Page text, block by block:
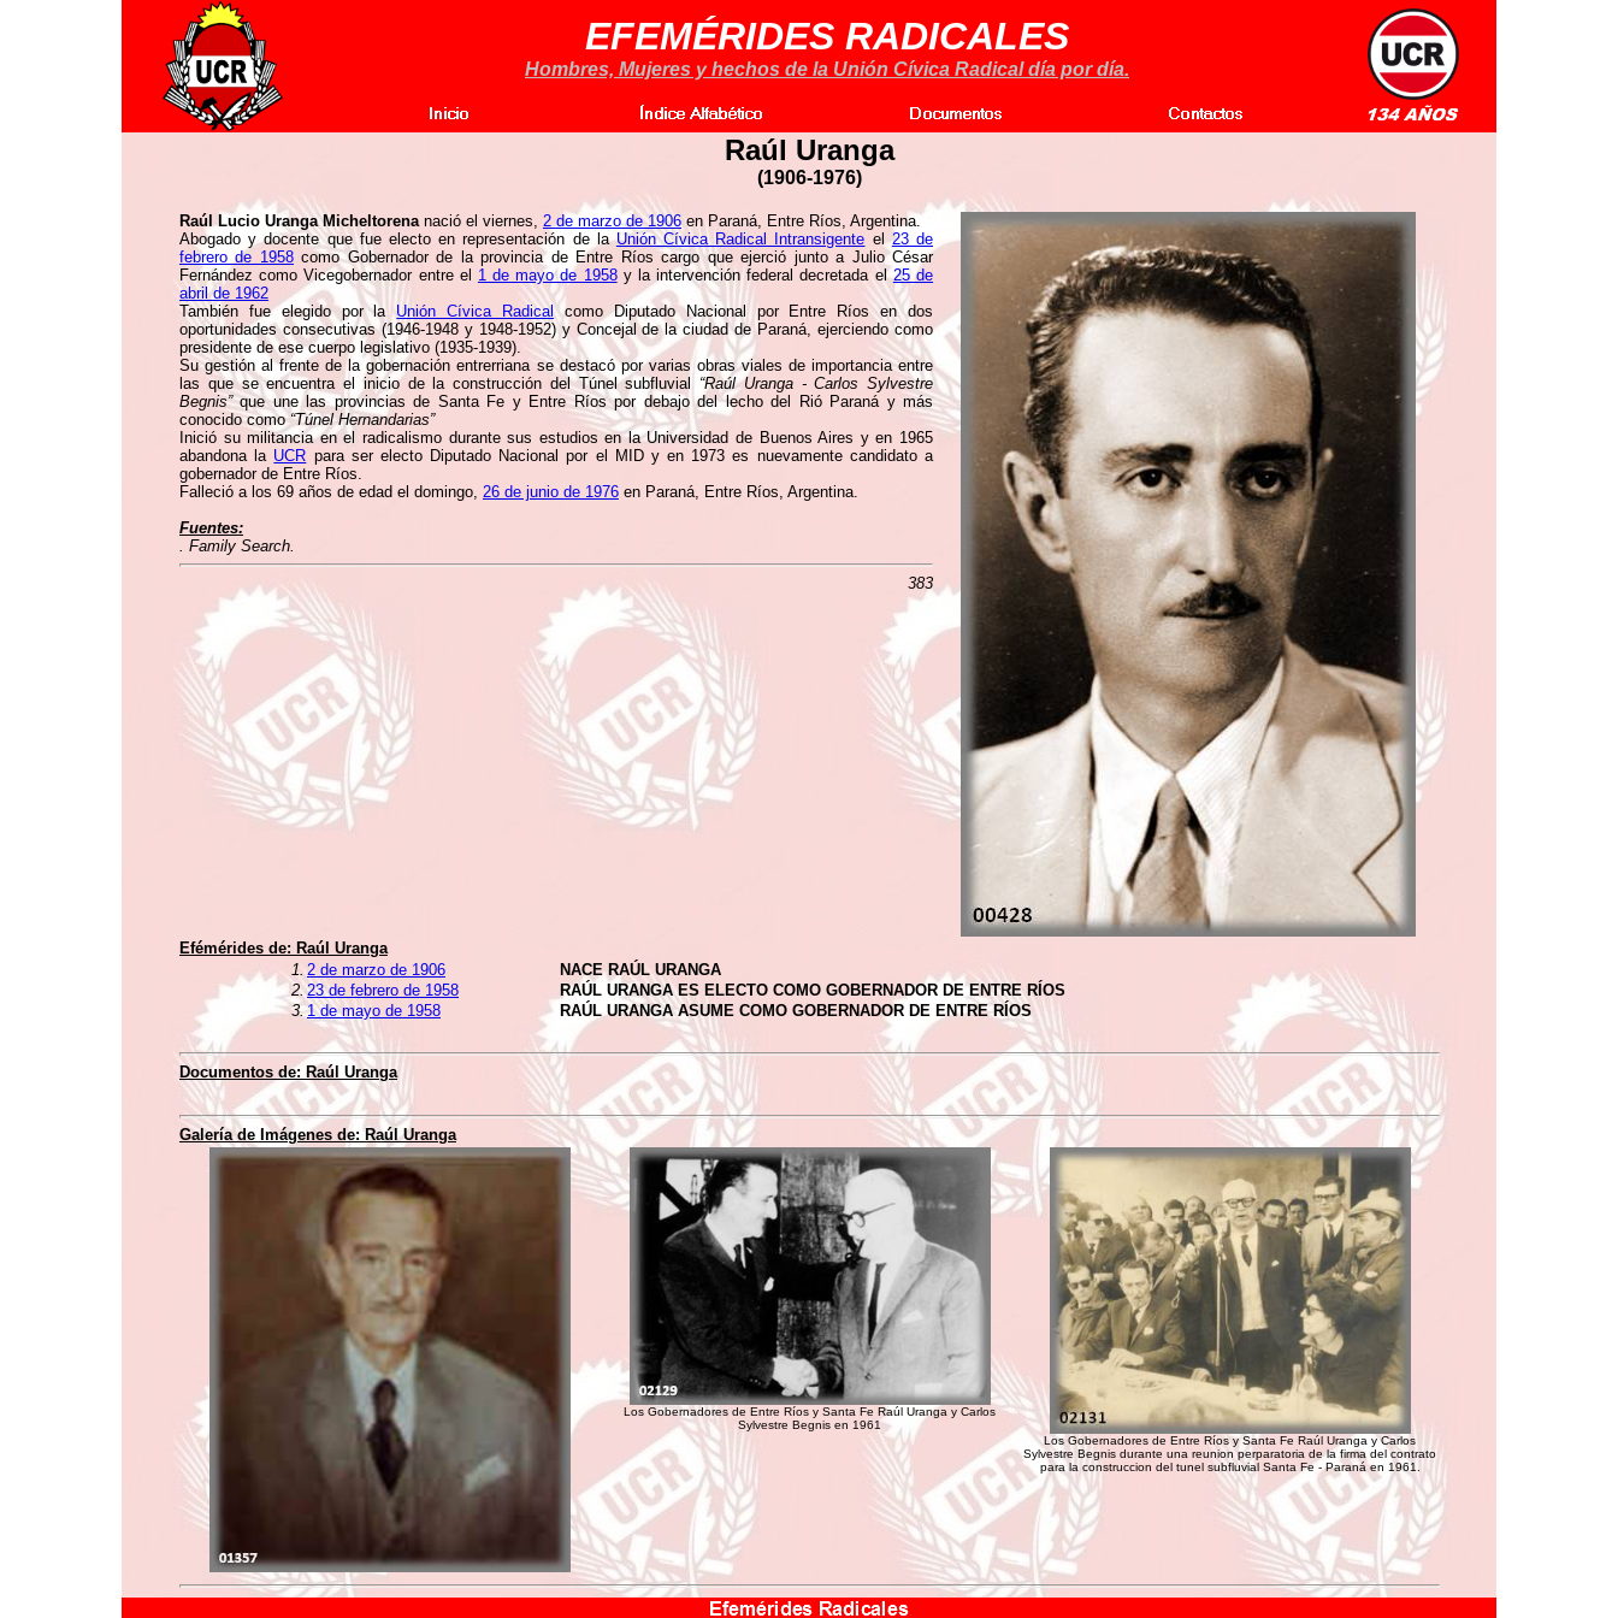
EFEMÉRIDES RADICALES
Hombres, Mujeres y hechos de la Unión Cívica Radical día por día.
Raúl Uranga
(1906-1976)
Raúl Lucio Uranga Micheltorenanació el viernes, 2 de marzo de 1906 en Paraná, Entre Ríos, Argentina.
Abogado y docente que fue electo en representación de laUnión Cívica Radical Intransigente el23 de
febrero de 1958como Gobernador de la provincia de Entre Ríos cargo que ejerció junto a Julio César
Fernández como Vicegobernador entre el 1 de mayo de 1958y la intervención federal decretada el25 de
abril de 1962
También fue elegido por la Unión Cívica Radical como Diputado Nacional por Entre Ríos en dos
oportunidades consecutivas (1946-1948 y 1948-1952) y Concejal de la ciudad de Paraná, ejerciendo como
presidente de ese cuerpo legislativo (1935-1939).
Su gestión al frente de la gobernación entrerriana se destacó por varias obras viales de importancia entre
las que se encuentra el inicio de la construcción del Túnel subfluvial “Raúl Uranga - Carlos Sylvestre
Begnis”que une las provincias de Santa Fe y Entre Ríos por debajo del lecho del Rió Paraná y más
conocido como “Túnel Hernandarias”
Inició su militancia en el radicalismo durante sus estudios en la Universidad de Buenos Aires y en 1965
abandona la UCR para ser electo Diputado Nacional por el MID y en 1973 es nuevamente candidato a
gobernador de Entre Ríos.
Falleció a los 69 años de edad el domingo, 26 de junio de 1976 en Paraná, Entre Ríos, Argentina.
Fuentes:
. Family Search.
383
Efémérides de: Raúl Uranga
1. 2 de marzo de 1906
NACE RAÚL URANGA
2. 23 de febrero de 1958
RAÚL URANGA ES ELECTO COMO GOBERNADOR DE ENTRE RÍOS
3.1 de mayo de 1958 RAÚL URANGA ASUME COMO GOBERNADOR DE ENTRE RÍOS
Documentos de: Raúl Uranga
Galería de Imágenes de:Raúl Uranga
Los Gobernadores de Entre Ríos y Santa Fe Raúl Uranga y Carlos
Sylvestre Begnis en 1961
Los Gobernadores de Entre Ríos y Santa Fe Raúl Uranga y Carlos
Sylvestre Begnis durante una reunion perparatoria de la firma del contrato
para la construccion del tunel subfluvial Santa Fe - Paraná en 1961.